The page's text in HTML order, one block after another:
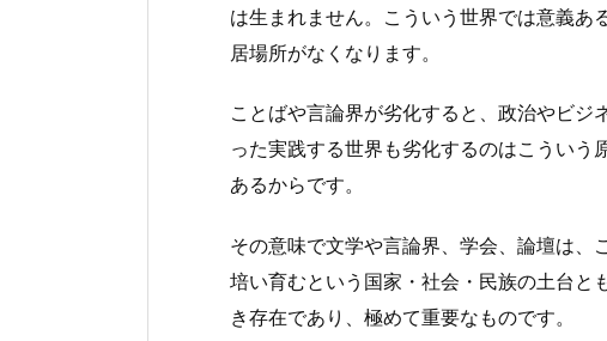
は生まれません。こういう世界では意義あ
居場所がなくなります。
ことばや言論界が劣化すると、政治やビジ
った実践する世界も劣化するのはこういう
あるからです。
その意味で文学や言論界、学会、論壇は、
培い育むという国家・社会・民族の土台と
き存在であり、極めて重要なものです。